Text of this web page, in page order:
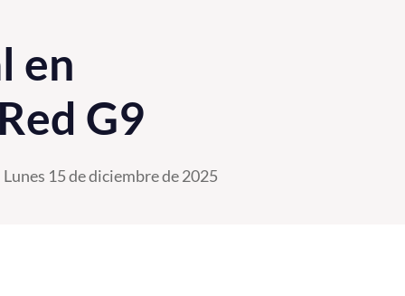
en
G9
Lunes 15 de diciembre de 2025